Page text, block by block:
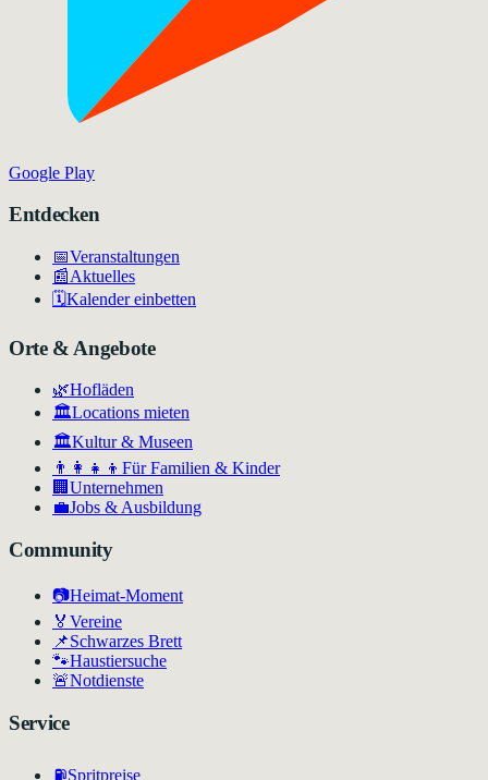
Google Play
Entdecken
📅Veranstaltungen
📰Aktuelles
🗓️Kalender einbetten
Orte & Angebote
🌿Hofläden
🏛️Locations mieten
🏛Kultur & Museen
👨‍👩‍👧‍👦 Für Familien & Kinder
🏢 Unternehmen
💼Jobs & Ausbildung
Community
📷Heimat-Moment
🏅 Vereine
📌Schwarzes Brett
🐾Haustiersuche
🚨Notdienste
Service
⛽Spritpreise